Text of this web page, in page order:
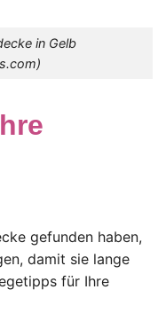
in Gelb
gefunden haben,
damit sie lange
für Ihre